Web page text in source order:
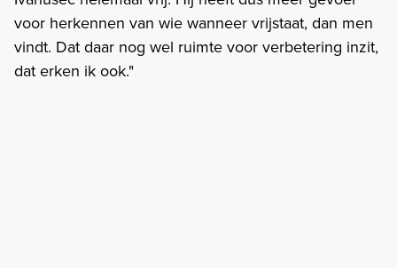
voor herkennen van wie wanneer vrijstaat, dan men
vindt. Dat daar nog wel ruimte voor verbetering inzit,
dat erken ik ook."